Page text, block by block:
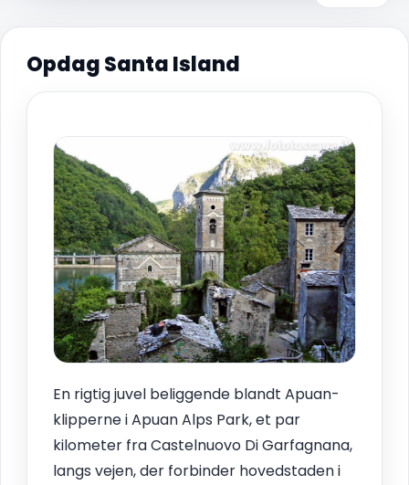
Opdag Santa Island
En rigtig juvel beliggende blandt Apuan-
klipperne i Apuan Alps Park, et par
kilometer fra Castelnuovo Di Garfagnana,
langs vejen, der forbinder hovedstaden i